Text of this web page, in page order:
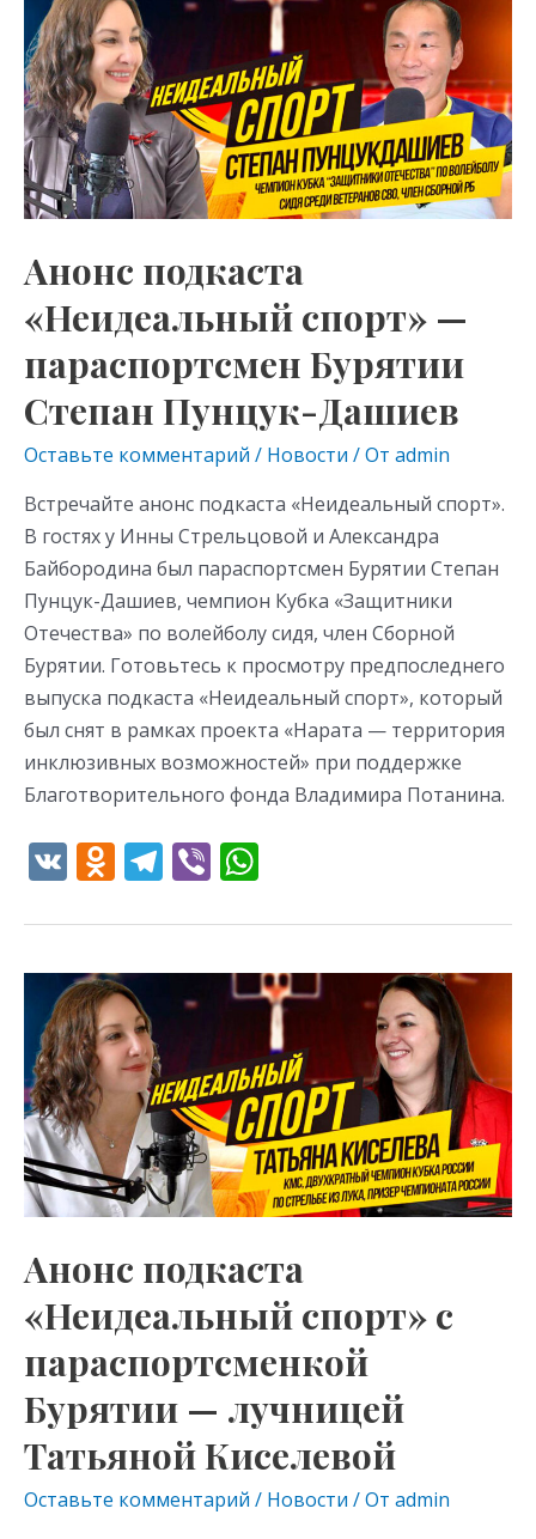
Анонс подкаста
«Неидеальный спорт» —
параспортсмен Бурятии
Степан Пунцук-Дашиев
Оставьте комментарий / Новости / От admin
Встречайте анонс подкаста «Неидеальный спорт».
В гостях у Инны Стрельцовой и Александра
Байбородина был параспортсмен Бурятии Степан
Пунцук-Дашиев, чемпион Кубка «Защитники
Отечества» по волейболу сидя, член Сборной
Бурятии. Готовьтесь к просмотру предпоследнего
выпуска подкаста «Неидеальный спорт», который
был снят в рамках проекта «Нарата — территория
инклюзивных возможностей» при поддержке
Благотворительного фонда Владимира Потанина.
V O
n
o
kl
as
s
ni
ki
T
e
gr
m
Vi
er at
s
A
p
p
Анонс подкаста
«Неидеальный спорт» с
параспортсменкой
Бурятии — лучницей
Татьяной Киселевой
Оставьте комментарий / Новости / От admin
Анонс
подкаста
«Неидеальный
спорт»
с
параспортсменкой
Бурятии
—
Татьяной
Киселевой